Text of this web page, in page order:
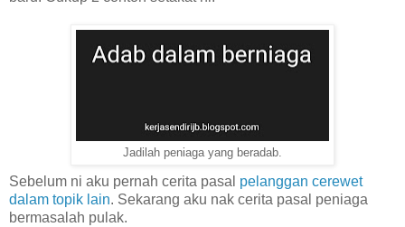
Jadilah peniaga yang beradab.
Sebelum ni aku pernah cerita pasal pelanggan cerewet
dalam topik lain. Sekarang aku nak cerita pasal peniaga
bermasalah pulak.